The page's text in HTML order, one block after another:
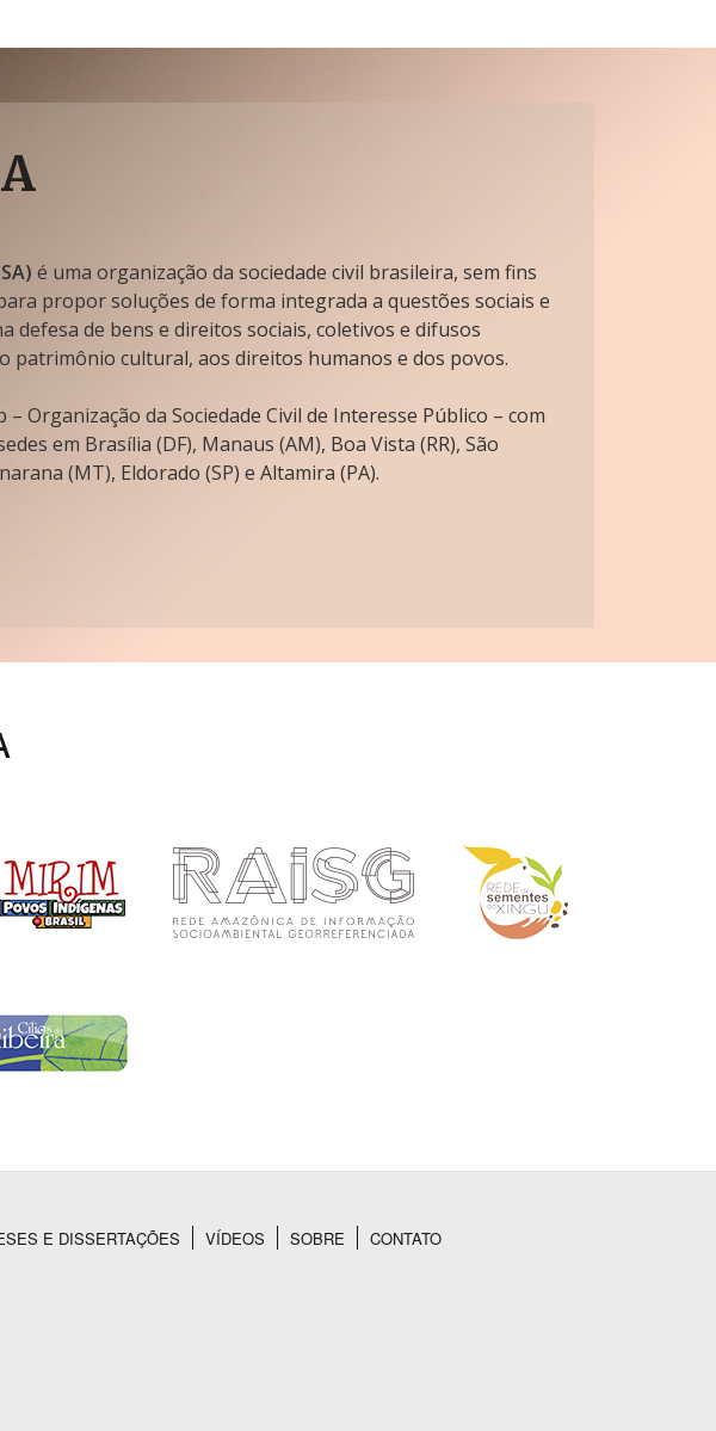
é uma organização da sociedade civil brasileira, sem fins
propor soluções de forma integrada a questões sociais e
defesa de bens e direitos sociais, coletivos e difusos
patrimônio cultural, aos direitos humanos e dos povos.
– Organização da Sociedade Civil de Interesse Público – com
em Brasília (DF), Manaus (AM), Boa Vista (RR), São
(MT), Eldorado (SP) e Altamira (PA).
E DISSERTAÇÕES VÍDEOS SOBRE CONTATO